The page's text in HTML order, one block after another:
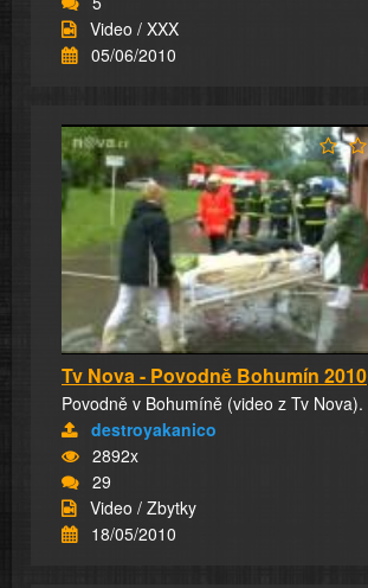
Video / XXX
05/06/2010
Tv Nova - Povodně Bohumín 2010
Povodně v Bohumíně (video z Tv Nova).
destroyakanico
2892x
29
Video / Zbytky
18/05/2010